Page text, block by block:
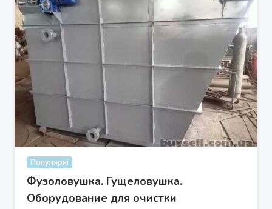
Популярні
Фузоловушка. Гущеловушка.
Оборудование для очистки